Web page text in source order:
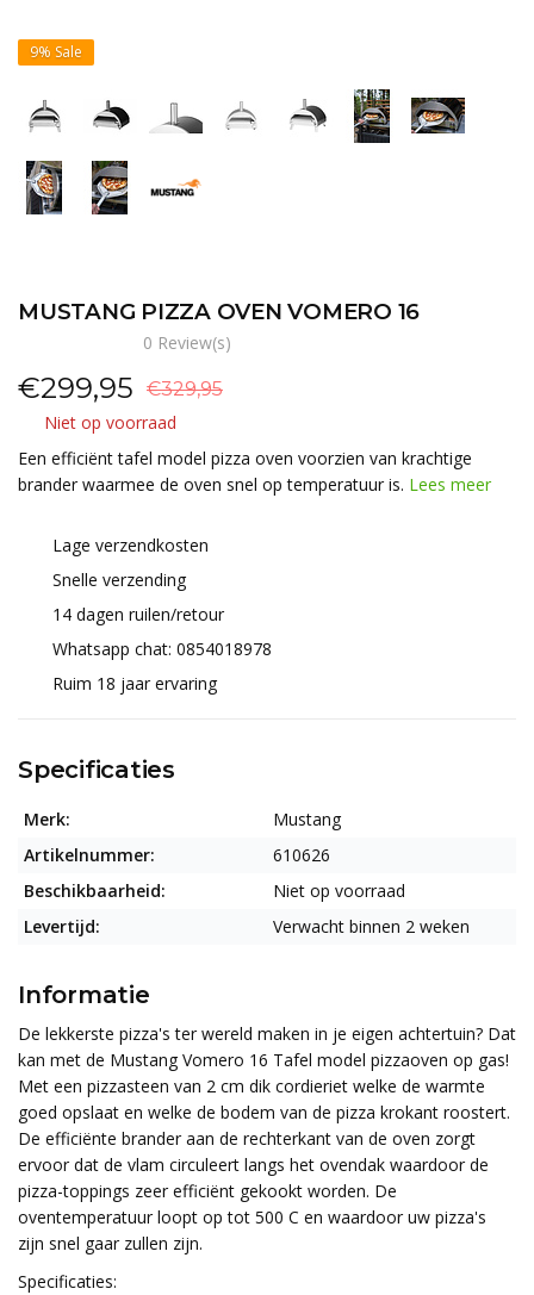
9% Sale
MUSTANG PIZZA OVEN VOMERO 16
0 Review(s)
€299,95
€329,95
Niet op voorraad
Een efficiënt tafel model pizza oven voorzien van krachtige
brander waarmee de oven snel op temperatuur is. Lees meer
Lage verzendkosten
Snelle verzending
14 dagen ruilen/retour
Whatsapp chat: 0854018978
Ruim 18 jaar ervaring
Specificaties
Merk:
Mustang
Artikelnummer:
610626
Beschikbaarheid:
Niet op voorraad
Levertijd:
Verwacht binnen 2 weken
Informatie
De lekkerste pizza's ter wereld maken in je eigen achtertuin? Dat
kan met de Mustang Vomero 16 Tafel model pizzaoven op gas!
Met een pizzasteen van 2 cm dik cordieriet welke de warmte
goed opslaat en welke de bodem van de pizza krokant roostert.
De efficiënte brander aan de rechterkant van de oven zorgt
ervoor dat de vlam circuleert langs het ovendak waardoor de
pizza-toppings zeer efficiënt gekookt worden. De
oventemperatuur loopt op tot 500 C en waardoor uw pizza's
zijn snel gaar zullen zijn.
Specificaties: